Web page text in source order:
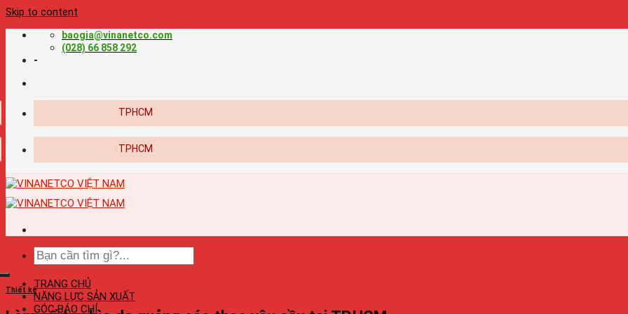
Skip to content
baogia@vinanetco.com
(028) 66 858 292
-
TRANG CHỦ
NĂNG LỰC SẢN XUẤT
GÓC BÁO CHÍ
Thiết kế